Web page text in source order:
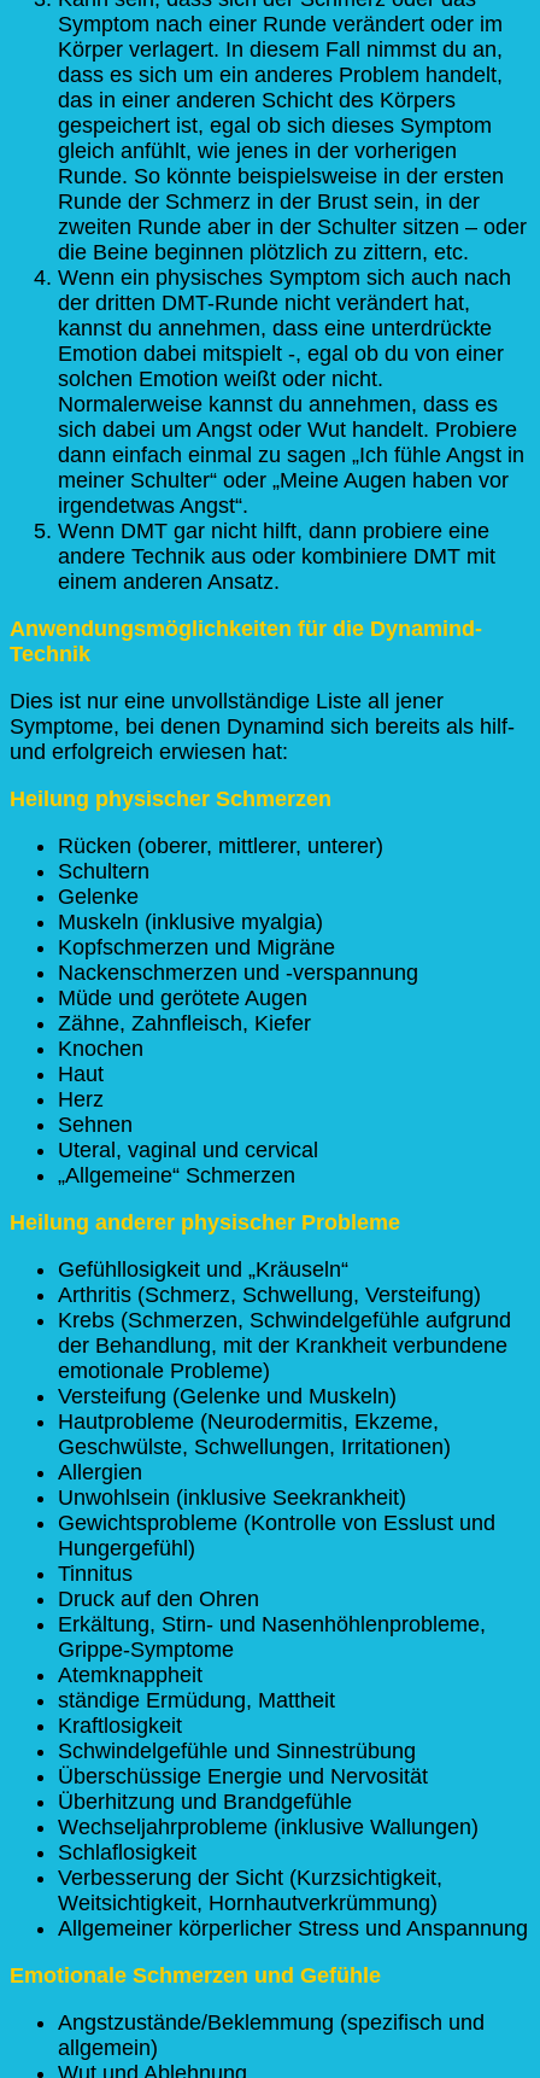
Symptom nach einer Runde verändert oder im
Körper verlagert. In diesem Fall nimmst du an,
dass es sich um ein anderes Problem handelt,
das in einer anderen Schicht des Körpers
gespeichert ist, egal ob sich dieses Symptom
gleich anfühlt, wie jenes in der vorherigen
Runde. So könnte beispielsweise in der ersten
Runde der Schmerz in der Brust sein, in der
zweiten Runde aber in der Schulter sitzen – oder
die Beine beginnen plötzlich zu zittern, etc.
Wenn ein physisches Symptom sich auch nach
der dritten DMT-Runde nicht verändert hat,
kannst du annehmen, dass eine unterdrückte
Emotion dabei mitspielt -, egal ob du von einer
solchen Emotion weißt oder nicht.
Normalerweise kannst du annehmen, dass es
sich dabei um Angst oder Wut handelt. Probiere
dann einfach einmal zu sagen „Ich fühle Angst in
meiner Schulter“ oder „Meine Augen haben vor
irgendetwas Angst“.
Wenn DMT gar nicht hilft, dann probiere eine
andere Technik aus oder kombiniere DMT mit
einem anderen Ansatz.
Anwendungsmöglichkeiten für die Dynamind-
Technik
Dies ist nur eine unvollständige Liste all jener
Symptome, bei denen Dynamind sich bereits als hilf-
und erfolgreich erwiesen hat:
Heilung physischer Schmerzen
Rücken (oberer, mittlerer, unterer)
Schultern
Gelenke
Muskeln (inklusive myalgia)
Kopfschmerzen und Migräne
Nackenschmerzen und -verspannung
Müde und gerötete Augen
Zähne, Zahnfleisch, Kiefer
Knochen
Haut
Herz
Sehnen
Uteral, vaginal und cervical
„Allgemeine“ Schmerzen
Heilung anderer physischer Probleme
Gefühllosigkeit und „Kräuseln“
Arthritis (Schmerz, Schwellung, Versteifung)
Krebs (Schmerzen, Schwindelgefühle aufgrund
der Behandlung, mit der Krankheit verbundene
emotionale Probleme)
Versteifung (Gelenke und Muskeln)
Hautprobleme (Neurodermitis, Ekzeme,
Geschwülste, Schwellungen, Irritationen)
Allergien
Unwohlsein (inklusive Seekrankheit)
Gewichtsprobleme (Kontrolle von Esslust und
Hungergefühl)
Tinnitus
Druck auf den Ohren
Erkältung, Stirn- und Nasenhöhlenprobleme,
Grippe-Symptome
Atemknappheit
ständige Ermüdung, Mattheit
Kraftlosigkeit
Schwindelgefühle und Sinnestrübung
Überschüssige Energie und Nervosität
Überhitzung und Brandgefühle
Wechseljahrprobleme (inklusive Wallungen)
Schlaflosigkeit
Verbesserung der Sicht (Kurzsichtigkeit,
Weitsichtigkeit, Hornhautverkrümmung)
Allgemeiner körperlicher Stress und Anspannung
Emotionale Schmerzen und Gefühle
Angstzustände/Beklemmung (spezifisch und
allgemein)
Wut und Ablehnung